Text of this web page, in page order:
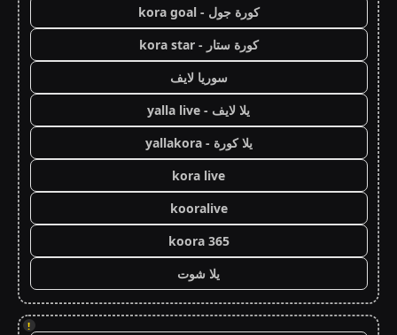
كورة جول - kora goal
كورة ستار - kora star
سوريا لايف
يلا لايف - yalla live
يلا كورة - yallakora
kora live
kooralive
koora 365
يلا شوت
!